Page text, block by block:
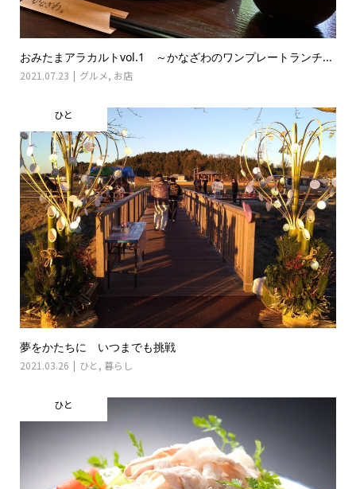
おみたまアラカルトvol.1 ～かなざわのワンプレートランチ...
2021.07.23 グルメ, お店
ひと
夢をかたちに いつまでも挑戦
2021.03.26 ひと , 暮らし
ひと